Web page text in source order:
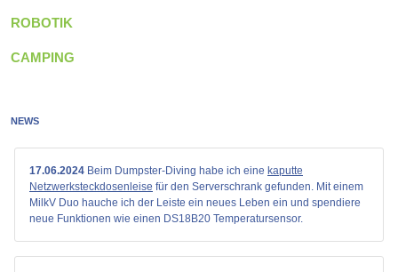
ROBOTIK
CAMPING
NEWS
17.06.2024 Beim Dumpster-Diving habe ich eine kaputte
Netzwerksteckdosenleise für den Serverschrank gefunden. Mit einem
MilkV Duo hauche ich der Leiste ein neues Leben ein und spendiere
neue Funktionen wie einen DS18B20 Temperatursensor.